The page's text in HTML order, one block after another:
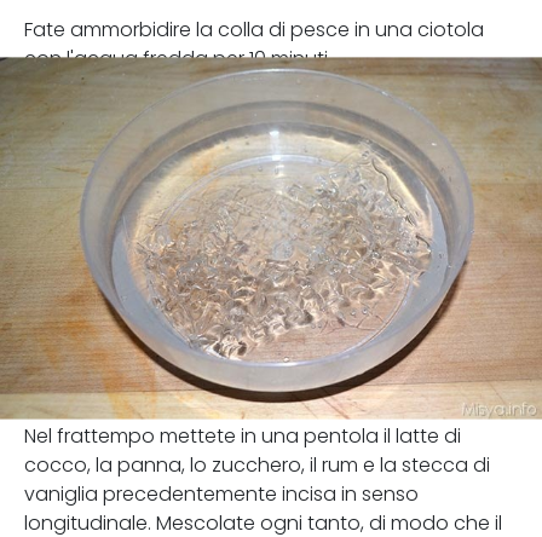
Fate ammorbidire la colla di pesce in una ciotola
con l'acqua fredda per 10 minuti.
Nel frattempo mettete in una pentola il latte di
cocco, la panna, lo zucchero, il rum e la stecca di
vaniglia precedentemente incisa in senso
longitudinale. Mescolate ogni tanto, di modo che il